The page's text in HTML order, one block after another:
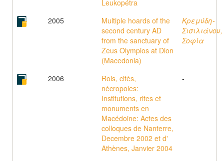
Leukopétra
2005
Multiple hoards of the
second century AD
from the sanctuary of
Zeus Olympios at Dion
(Macedonia)
Κρεμύδη-
Σισιλιάνου,
Σοφία
2006
Rois, citès,
nécropoles:
Institutions, rites et
monuments en
Macédoine: Actes des
colloques de Nanterre,
Decembre 2002 et d'
Athènes, Janvier 2004
-